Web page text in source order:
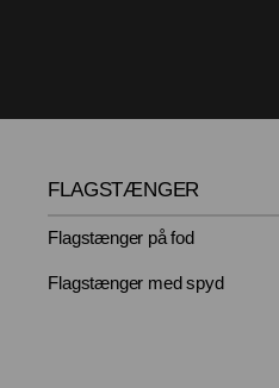
FLAGSTÆNGER
Flagstænger på fod
Flagstænger med spyd